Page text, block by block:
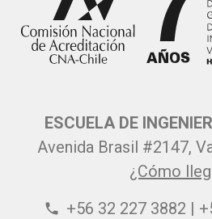
ESCUELA DE
Avenida Brasil #2147,
¿Cómo
phone +56 32 227 3882 |